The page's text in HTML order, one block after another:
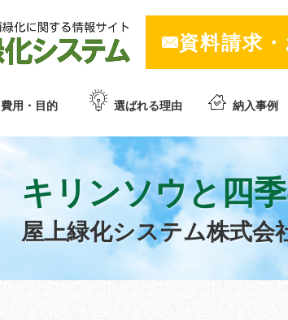
資料請求
費用・目的 選ばれる理由 納入事例
キリンソウと四
屋上緑化システム株式会